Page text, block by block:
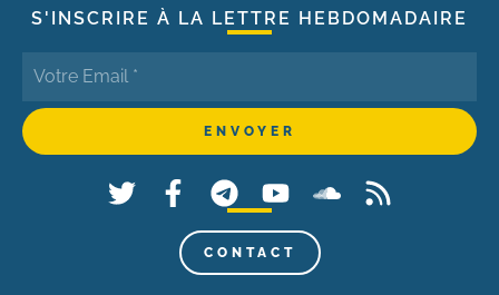
S'INSCRIRE À LA LETTRE HEBDOMADAIRE
CONTACT